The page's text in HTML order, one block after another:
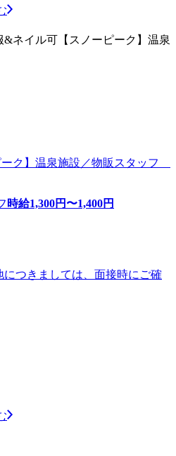
&ネイル可【スノーピーク】温泉
ク】温泉施設／物販スタッフ
時給1,300円〜1,400円
つきましては、面接時にご確